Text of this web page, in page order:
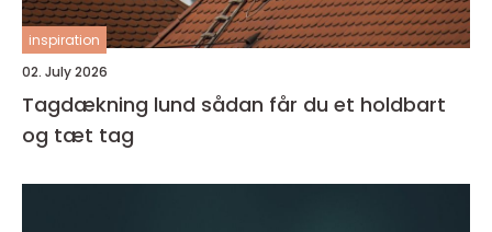
inspiration
02. July 2026
Tagdækning lund sådan får du et holdbart
og tæt tag